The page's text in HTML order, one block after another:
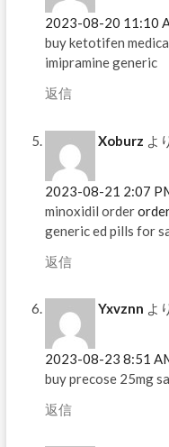
2023-08-20 11:10
buy ketotifen
imipramine generic
返信
Xoburz よ
2023-08-21 2:07
minoxidil order
generic ed pills for
返信
Yxvznn よ
2023-08-23 8:51
buy precose 25mg
返信